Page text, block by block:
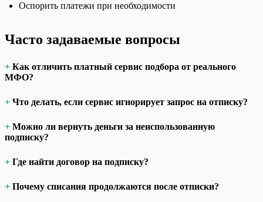
Оспорить платежи при необходимости
Часто задаваемые вопросы
Как отличить платный сервис подбора от реального
МФО?
Что делать, если сервис игнорирует запрос на отписку?
Можно ли вернуть деньги за неиспользованную
подписку?
Где найти договор на подписку?
Почему списания продолжаются после отписки?